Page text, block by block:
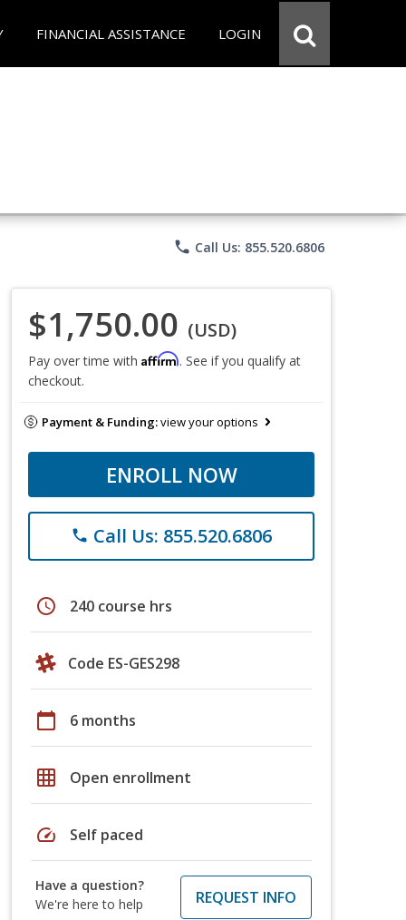
FINANCIAL ASSISTANCE LOGIN
phone Call Us: 855.520.6806
$1,750.00 (USD)
Pay over time with Affirm. See if you qualify at
checkout.
Payment & Funding:view your options
ENROLL NOW
phone Call Us: 855.520.6806
schedule 240 course hrs
Code ES-GES298
calendar_today 6 months
grid_on Open enrollment
speed Self paced
Have a question?
We're here to help
REQUEST INFO